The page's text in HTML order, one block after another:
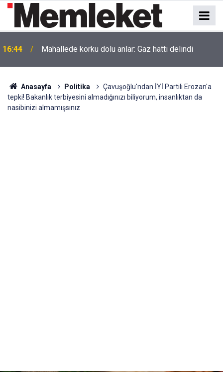
16:44 Mahallede korku dolu anlar: Gaz hattı delindi
Anasayfa Politika
Çavuşoğlu'ndan İYİ Partili Erozan'a
tepki! Bakanlık terbiyesini almadığınızı biliyorum, insanlıktan da
nasibinizi almamışsınız